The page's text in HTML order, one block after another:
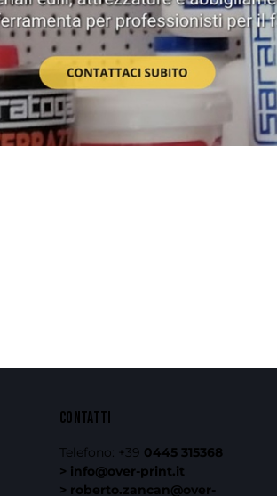
CONTATTI
Telefono: +39 0445 315368
> info@over-print.it
> roberto.zancan@over-